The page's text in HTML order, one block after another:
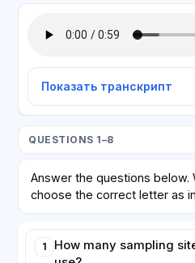
Показать транскрипт
QUESTIONS 1–8
Answer the questions below.
choose the correct letter as
1
How many sampling